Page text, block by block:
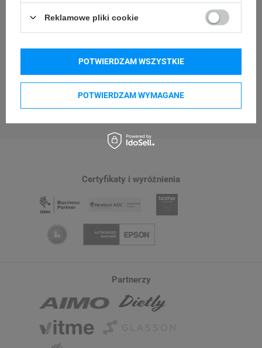
33 482 49 01
NAPISZ DO NAS
Certyfikaty i wyróżnienia
Partnerzy
Reklamowe pliki cookie
POTWIERDZAM WYMAGANE
POTWIERDZAM WSZYSTKIE